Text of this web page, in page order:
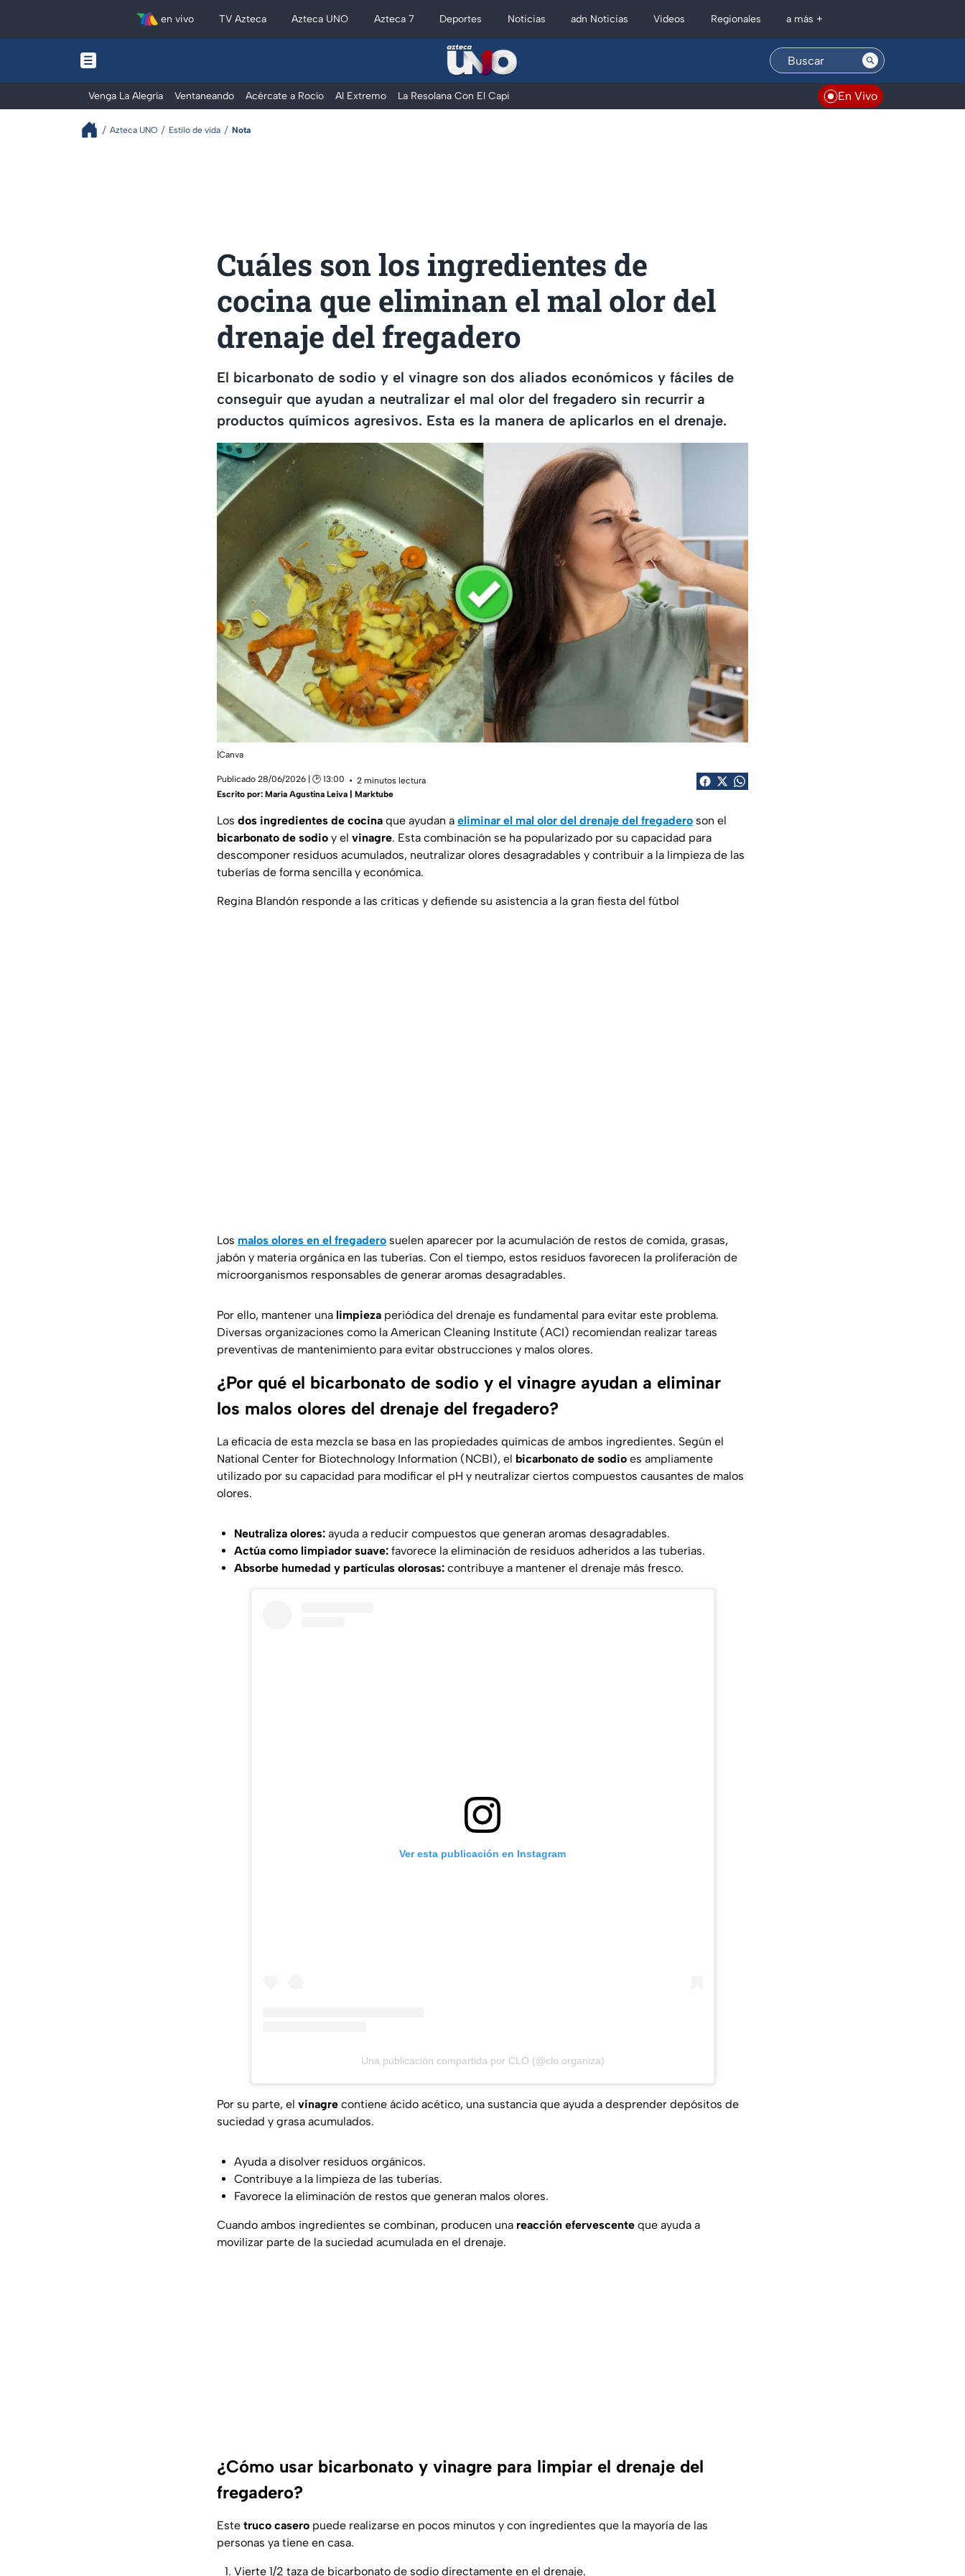
en vivo TV Azteca Azteca UNO Azteca 7 Deportes Noticias adn Noticias Videos Regionales a más +
Venga La Alegría Ventaneando Acércate a Rocío Al Extremo La Resolana Con El Capi En Vivo
Azteca UNO Estilo de vida Nota
Cuáles son los ingredientes de
cocina que eliminan el mal olor del
drenaje del fregadero
El bicarbonato de sodio y el vinagre son dos aliados económicos y fáciles de
conseguir que ayudan a neutralizar el mal olor del fregadero sin recurrir a
productos químicos agresivos. Esta es la manera de aplicarlos en el drenaje.
|Canva
Publicado 28/06/2026 | 🕑 13:00
2 minutos lectura
Escrito por: María Agustina Leiva | Marktube
Los dos ingredientes de cocina que ayudan a eliminar el mal olor del drenaje del fregadero son el
bicarbonato de sodio y el vinagre. Esta combinación se ha popularizado por su capacidad para
descomponer residuos acumulados, neutralizar olores desagradables y contribuir a la limpieza de las
tuberías de forma sencilla y económica.
Regina Blandón responde a las críticas y defiende su asistencia a la gran fiesta del fútbol
Los malos olores en el fregadero suelen aparecer por la acumulación de restos de comida, grasas,
jabón y materia orgánica en las tuberías. Con el tiempo, estos residuos favorecen la proliferación de
microorganismos responsables de generar aromas desagradables.
Por ello, mantener una limpieza periódica del drenaje es fundamental para evitar este problema.
Diversas organizaciones como la American Cleaning Institute (ACI) recomiendan realizar tareas
preventivas de mantenimiento para evitar obstrucciones y malos olores.
¿Por qué el bicarbonato de sodio y el vinagre ayudan a eliminar
los malos olores del drenaje del fregadero?
La eficacia de esta mezcla se basa en las propiedades químicas de ambos ingredientes. Según el
National Center for Biotechnology Information (NCBI), el bicarbonato de sodio es ampliamente
utilizado por su capacidad para modificar el pH y neutralizar ciertos compuestos causantes de malos
olores.
Neutraliza olores: ayuda a reducir compuestos que generan aromas desagradables.
Actúa como limpiador suave: favorece la eliminación de residuos adheridos a las tuberías.
Absorbe humedad y partículas olorosas: contribuye a mantener el drenaje más fresco.
Ver esta publicación en Instagram
Una publicación compartida por CLO (@clo.organiza)
Por su parte, el vinagre contiene ácido acético, una sustancia que ayuda a desprender depósitos de
suciedad y grasa acumulados.
Ayuda a disolver residuos orgánicos.
Contribuye a la limpieza de las tuberías.
Favorece la eliminación de restos que generan malos olores.
Cuando ambos ingredientes se combinan, producen una reacción efervescente que ayuda a
movilizar parte de la suciedad acumulada en el drenaje.
¿Cómo usar bicarbonato y vinagre para limpiar el drenaje del
fregadero?
Este truco casero puede realizarse en pocos minutos y con ingredientes que la mayoría de las
personas ya tiene en casa.
Vierte 1/2 taza de bicarbonato de sodio directamente en el drenaje.